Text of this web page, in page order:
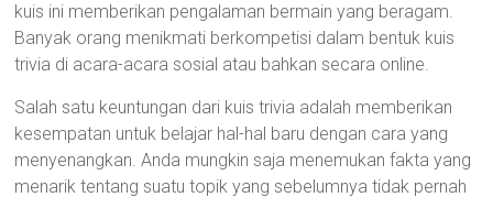
kuis ini memberikan pengalaman bermain yang beragam.
Banyak orang menikmati berkompetisi dalam bentuk kuis
trivia di acara-acara sosial atau bahkan secara online.
Salah satu keuntungan dari kuis trivia adalah memberikan
kesempatan untuk belajar hal-hal baru dengan cara yang
menyenangkan. Anda mungkin saja menemukan fakta yang
menarik tentang suatu topik yang sebelumnya tidak pernah